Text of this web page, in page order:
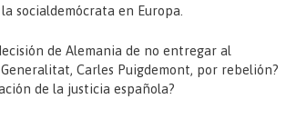
socialdemócrata en Europa.
de Alemania de no entregar al
Carles Puigdemont, por rebelión?
de la justicia española?